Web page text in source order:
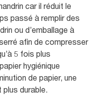
car il réduit le
passé à remplir des
ou d’emballage à
afin de compresser
5 fois plus
hygiénique
de papier, une
durable.